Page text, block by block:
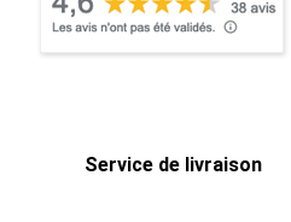
Service de livraison